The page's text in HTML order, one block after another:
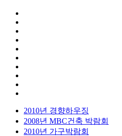
2010년 경향하우징
2008년 MBC건축 박람회
2010년 가구박람회